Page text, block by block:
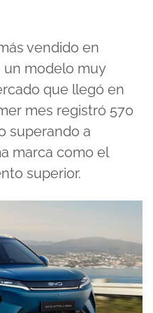
vendido en
un modelo muy
que llegó en
mes registró 570
superando a
marca como el
superior.